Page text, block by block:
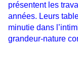
présentent les
années. Leurs
minutie dans
grandeur-nature